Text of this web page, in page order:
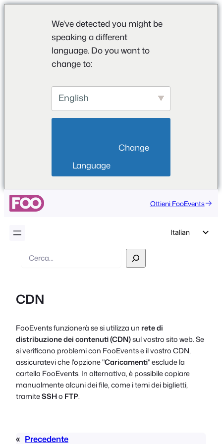
We've detected you might be
speaking a different
language. Do you want to
change to:
English
Language
Ottieni FooEvents
Italian
Polish
Czech
Greek
Ricerca
CDN
FooEvents funzionerà se si utilizza un rete di
distribuzione dei contenuti (CDN)sul vostro sito web. Se
si verificano problemi con FooEvents e il vostro CDN,
assicuratevi che l'opzione "Caricamenti" esclude la
cartella FooEvents. In alternativa, è possibile copiare
manualmente alcuni dei file, come i temi dei biglietti,
tramiteSSHo FTP.
« Precedente